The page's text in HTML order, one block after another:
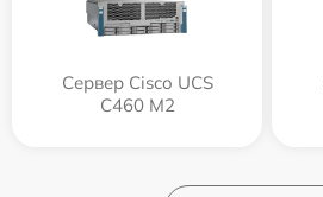
Сервер Cisco UCS
C460 M2